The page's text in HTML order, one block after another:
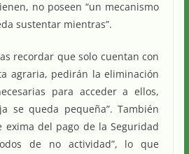
no poseen “un mecanismo
sustentar mientras”.
recordar que solo cuentan con
agraria, pedirán la eliminación
para acceder a ellos,
se queda pequeña”. También
exima del pago de la Seguridad
de no actividad”, lo que